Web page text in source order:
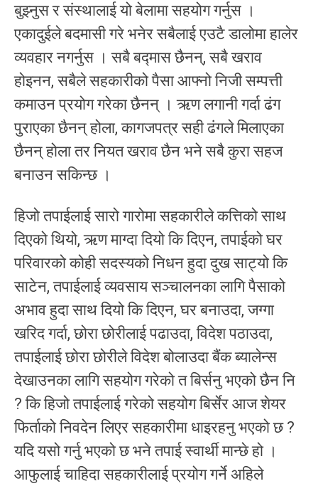
बुझ्नुस र संस्थालाई यो बेलामा सहयोग गर्नुस ।
एकादुईले बदमासी गरे भनेर सबैलाई एउटै डालोमा हालेर
व्यवहार नगर्नुस । सबै बद्मास छैनन्, सबै खराव
होइनन, सबैले सहकारीको पैसा आफ्नो निजी सम्पत्ती
कमाउन प्रयोग गरेका छैनन् । ऋण लगानी गर्दा ढंग
पुराएका छैनन् होला, कागजपत्र सही ढंगले मिलाएका
छैनन् होला तर नियत खराव छैन भने सबै कुरा सहज
बनाउन सकिन्छ ।
हिजो तपाईलाई सारो गारोमा सहकारीले कत्तिको साथ
दिएको थियो, ऋण माग्दा दियो कि दिएन, तपाईको घर
परिवारको कोही सदस्यको निधन हुदा दुख साट्यो कि
साटेन, तपाईलाई व्यवसाय सञ्चालनका लागि पैसाको
अभाव हुदा साथ दियो कि दिएन, घर बनाउदा, जग्गा
खरिद गर्दा, छोरा छोरीलाई पढाउदा, विदेश पठाउदा,
तपाईलाई छोरा छोरीले विदेश बोलाउदा बैंक ब्यालेन्स
देखाउनका लागि सहयोग गरेको त बिर्सनु भएको छैन नि
? कि हिजो तपाईलाई गरेको सहयोग बिर्सेर आज शेयर
फिर्ताको निवदेन लिएर सहकारीमा धाइरहनु भएको छ ?
यदि यसो गर्नु भएको छ भने तपाई स्वार्थी मान्छे हो ।
आफुलाई चाहिदा सहकारीलाई प्रयोग गर्ने अहिले